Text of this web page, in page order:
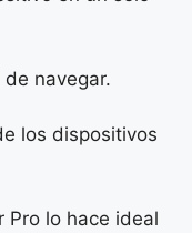
navegar.
los dispositivos
Pro lo hace ideal